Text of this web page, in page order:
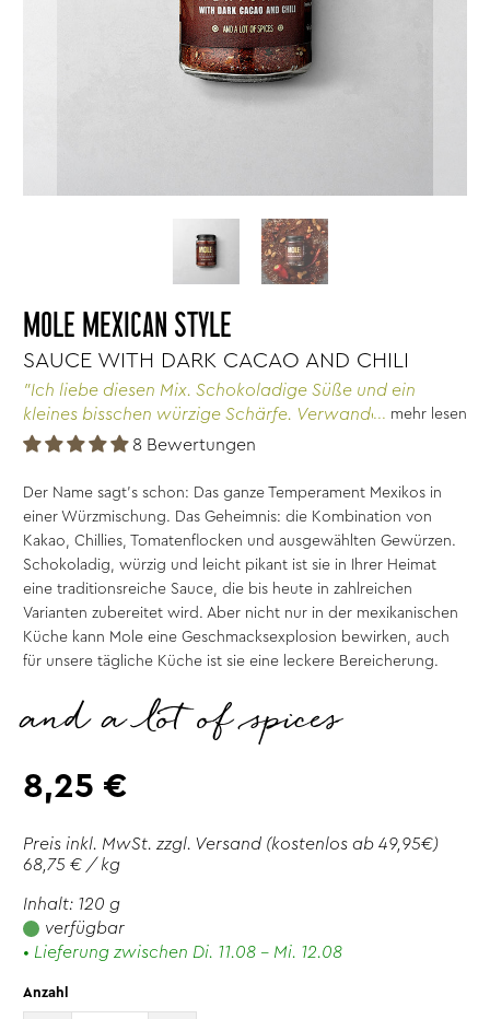
MOLE MEXICAN STYLE
SAUCE WITH DARK CACAO AND CHILI
"Ich liebe diesen Mix. Schokoladige Süße und ein
kleines bisschen würzige Schärfe. Verwandelt zB
Gurkenscheiben in köstliche kleine Snacks
mehr lesen
8 Bewertungen
Der Name sagt’s schon: Das ganze Temperament Mexikos in
einer Würzmischung. Das Geheimnis: die Kombination von
Kakao, Chillies, Tomatenflocken und ausgewählten Gewürzen.
Schokoladig, würzig und leicht pikant ist sie in Ihrer Heimat
eine traditionsreiche Sauce, die bis heute in zahlreichen
Varianten zubereitet wird. Aber nicht nur in der mexikanischen
Küche kann Mole eine Geschmacksexplosion bewirken, auch
für unsere tägliche Küche ist sie eine leckere Bereicherung.
and a lot of spices
8,25 €
Preis inkl. MwSt. zzgl. Versand (kostenlos ab 49,95€)
68,75 € / kg
Inhalt: 120 g
verfügbar
• Lieferung zwischen Di. 11.08 - Mi. 12.08
Anzahl